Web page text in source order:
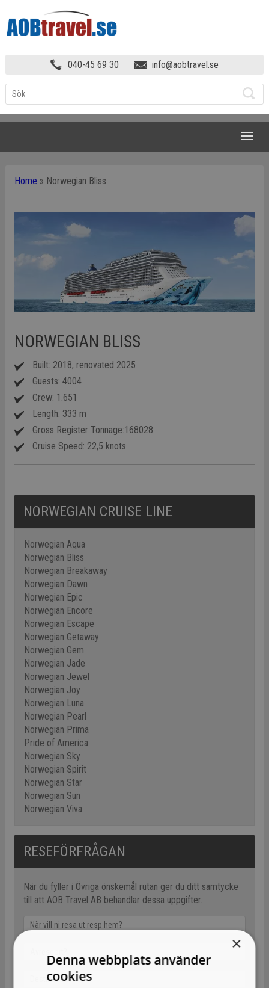
040-45 69 30 info@aobtravel.se
Home » Norwegian Bliss
NORWEGIAN BLISS
Built: 2018, renovated 2025
Guests: 4004
Crew: 1.651
Length: 333 m
Gross Register Tonnage:168028
Cruise Speed: 22,5 knots
NORWEGIAN CRUISE LINE
Norwegian Aqua
Norwegian Bliss
Norwegian Breakaway
Norwegian Dawn
Norwegian Epic
Norwegian Encore
Norwegian Escape
Norwegian Getaway
Norwegian Gem
Norwegian Jade
Norwegian Jewel
Norwegian Joy
Norwegian Luna
Norwegian Pearl
Norwegian Prima
Pride of America
Norwegian Sky
Norwegian Spirit
Norwegian Star
Norwegian Sun
Norwegian Viva
RESEFÖRFRÅGAN
När du fyller i Övriga önskemål rutan ger du ditt samtycke
till att AOB Travel AB behandlar dessa uppgifter.
×
Denna webbplats använder
cookies